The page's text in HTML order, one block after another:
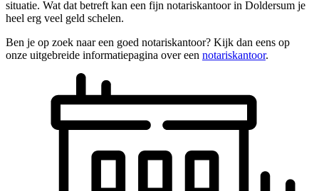
situatie. Wat dat betreft kan een fijn notariskantoor in Doldersum je
heel erg veel geld schelen.
Ben je op zoek naar een goed notariskantoor? Kijk dan eens op
onze uitgebreide informatiepagina over een notariskantoor.